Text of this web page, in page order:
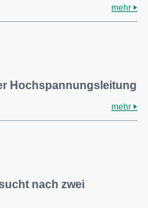
mehr
Hochspannungsleitung
mehr
nach zwei